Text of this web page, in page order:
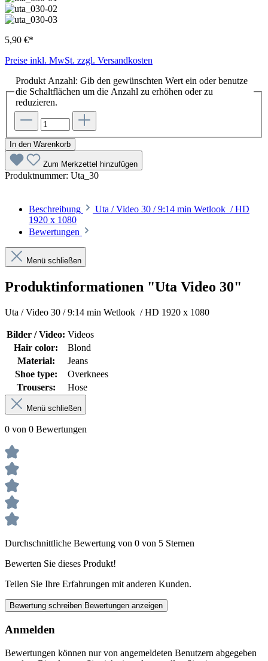
5,90 €*
Preise inkl. MwSt. zzgl. Versandkosten
Produkt Anzahl: Gib den gewünschten Wert ein oder benutze
die Schaltflächen um die Anzahl zu erhöhen oder zu
reduzieren.
In den Warenkorb
Zum Merkzettel hinzufügen
Produktnummer: Uta_30
Beschreibung
Uta / Video 30 / 9:14 min Wetlook / HD
1920 x 1080
Bewertungen
Menü schließen
Produktinformationen "Uta Video 30"
Uta / Video 30 / 9:14 min Wetlook / HD 1920 x 1080
Bilder / Video: Videos
Hair color:
Blond
Material:
Jeans
Shoe type:
Overknees
Trousers:
Hose
Menü schließen
0 von 0 Bewertungen
Durchschnittliche Bewertung von 0 von 5 Sternen
Bewerten Sie dieses Produkt!
Teilen Sie Ihre Erfahrungen mit anderen Kunden.
Bewertung schreiben Bewertungen anzeigen
Anmelden
Bewertungen können nur von angemeldeten Benutzern abgegeben